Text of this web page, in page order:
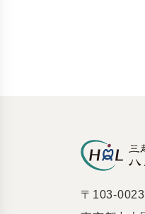
〒103-0023